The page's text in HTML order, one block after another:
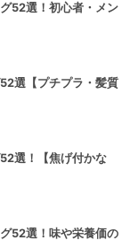
52選！初心者・メン
選【プチプラ・髪質
選！【焦げ付かな
52選！味や栄養価の